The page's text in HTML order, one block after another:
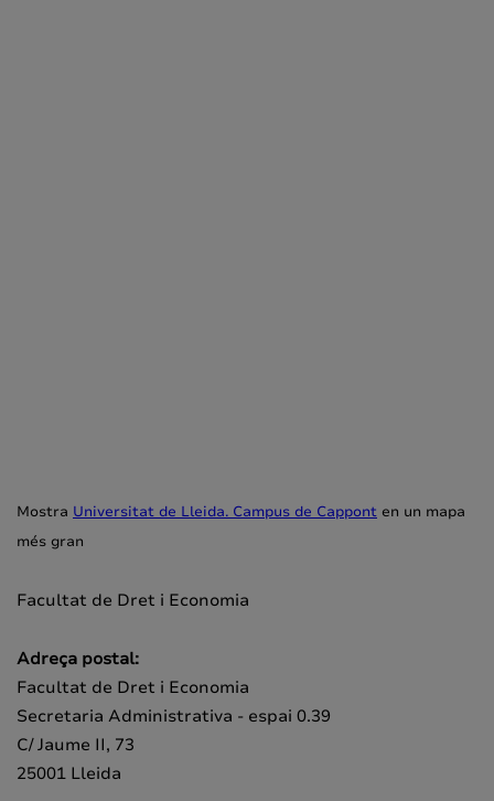
Mostra Universitat de Lleida. Campus de Cappont en un mapa
més gran
Facultat de Dret i Economia
Adreça postal:
Facultat de Dret i Economia
Secretaria Administrativa - espai 0.39
C/ Jaume II, 73
25001 Lleida